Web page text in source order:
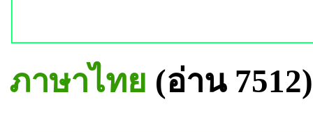
ภาษาไทย (อ่าน 7512)